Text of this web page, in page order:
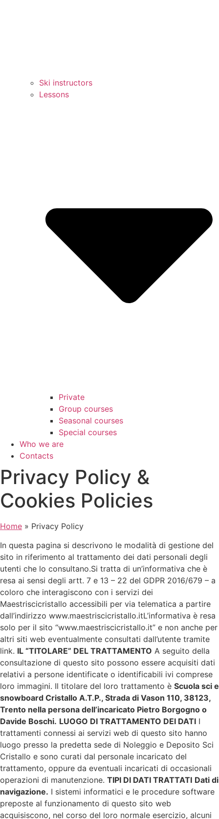
Ski instructors
Lessons
Private
Group courses
Seasonal courses
Special courses
Who we are
Contacts
Privacy Policy &
Cookies Policies
Home » Privacy Policy
In questa pagina si descrivono le modalità di gestione del
sito in riferimento al trattamento dei dati personali degli
utenti che lo consultano.Si tratta di un’informativa che è
resa ai sensi degli artt. 7 e 13 – 22 del GDPR 2016/679 – a
coloro che interagiscono con i servizi dei
Maestriscicristallo accessibili per via telematica a partire
dall’indirizzo www.maestriscicristallo.itL’informativa è resa
solo per il sito “www.maestriscicristallo.it” e non anche per
altri siti web eventualmente consultati dall’utente tramite
link. IL “TITOLARE” DEL TRATTAMENTO A seguito della
consultazione di questo sito possono essere acquisiti dati
relativi a persone identificate o identificabili ivi comprese
loro immagini. Il titolare del loro trattamento è Scuola sci e
snowboard Cristallo A.T.P., Strada di Vason 110, 38123,
Trento nella persona dell’incaricato Pietro Borgogno o
Davide Boschi. LUOGO DI TRATTAMENTO DEI DATI I
trattamenti connessi ai servizi web di questo sito hanno
luogo presso la predetta sede di Noleggio e Deposito Sci
Cristallo e sono curati dal personale incaricato del
trattamento, oppure da eventuali incaricati di occasionali
operazioni di manutenzione. TIPI DI DATI TRATTATI Dati di
navigazione. I sistemi informatici e le procedure software
preposte al funzionamento di questo sito web
acquisiscono, nel corso del loro normale esercizio, alcuni